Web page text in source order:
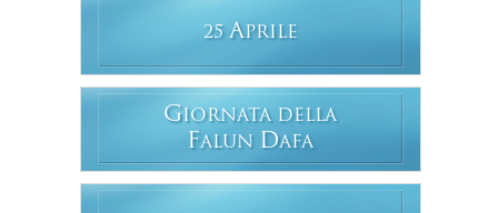
25 APRILE
GIORNATA DELLA
FALUN DAFA